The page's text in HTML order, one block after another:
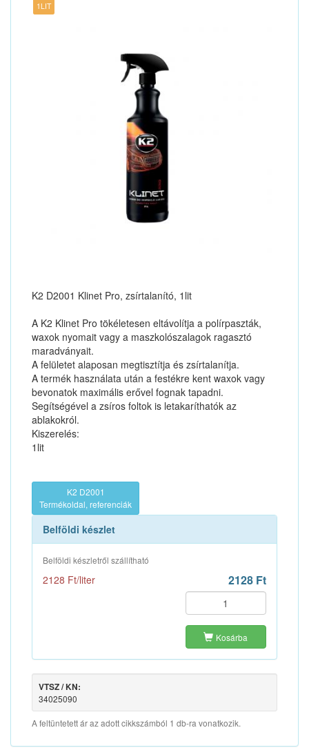
1LIT
K2 D2001 Klinet Pro, zsírtalanító, 1lit
A K2 Klinet Pro tökéletesen eltávolítja a polírpaszták,
waxok nyomait vagy a maszkolószalagok ragasztó
maradványait.
A felületet alaposan megtisztítja és zsírtalanítja.
A termék használata után a festékre kent waxok vagy
bevonatok maximális erővel fognak tapadni.
Segítségével a zsíros foltok is letakaríthatók az
ablakokról.
Kiszerelés:
1lit
K2 D2001
Termékoldal, referenciák
Belföldi készlet
Belföldi készletről szállítható
2128 Ft/liter 2128 Ft
Kosárba
VTSZ / KN:
34025090
A feltüntetett ár az adott cikkszámból 1 db-ra vonatkozik.